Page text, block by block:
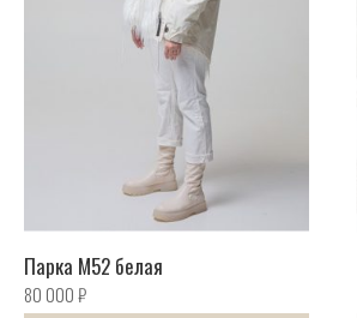
Парка M52 белая
80 000₽